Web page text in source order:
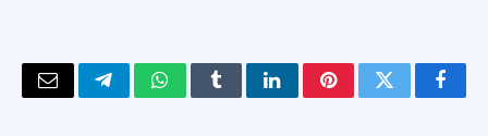
فيسبوكتويتر بينتيريستلينكدإنTumblrواتسابتيلقرامالبريد